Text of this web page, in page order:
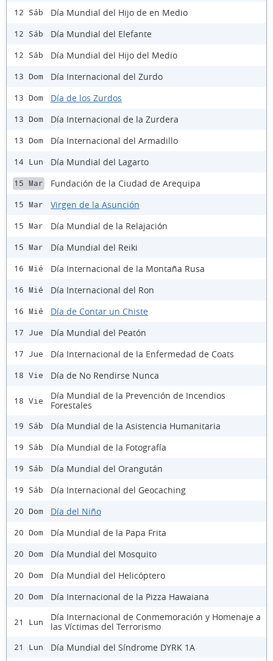
12 Sáb Día Mundial del Hijo de en Medio
12 Sáb Día Mundial del Elefante
12 Sáb Día Mundial del Hijo del Medio
13 Dom Día Internacional del Zurdo
13 Dom Día de los Zurdos
13 Dom Día Internacional de la Zurdera
13 Dom Día Internacional del Armadillo
14 Lun Día Mundial del Lagarto
15 Mar Fundación de la Ciudad de Arequipa
15 Mar Virgen de la Asunción
15 Mar Día Mundial de la Relajación
15 Mar Día Mundial del Reiki
16 Mié Día Internacional de la Montaña Rusa
16 Mié Día Internacional del Ron
16 Mié Día de Contar un Chiste
17 Jue Día Mundial del Peatón
17 Jue Día Internacional de la Enfermedad de Coats
18 Vie Día de No Rendirse Nunca
18 Vie
Día Mundial de la Prevención de Incendios
Forestales
19 Sáb Día Mundial de la Asistencia Humanitaria
19 Sáb Día Mundial de la Fotografía
19 Sáb Día Mundial del Orangután
19 Sáb Día Internacional del Geocaching
20 Dom Día del Niño
20 Dom Día Mundial de la Papa Frita
20 Dom Día Mundial del Mosquito
20 Dom Día Mundial del Helicóptero
20 Dom Día Internacional de la Pizza Hawaiana
21 Lun
Día Internacional de Conmemoración y Homenaje a
las Víctimas del Terrorismo
21 Lun Día Mundial del Síndrome DYRK 1A